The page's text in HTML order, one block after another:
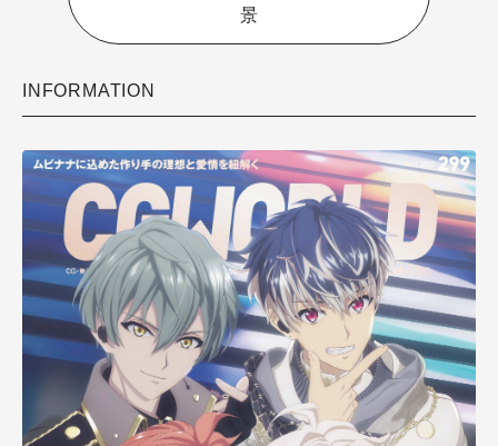
景
INFORMATION